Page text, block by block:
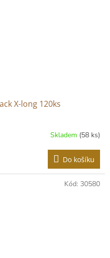
X-long 120ks
Skladem (58 ks)
Do košíku
Kód: 30580